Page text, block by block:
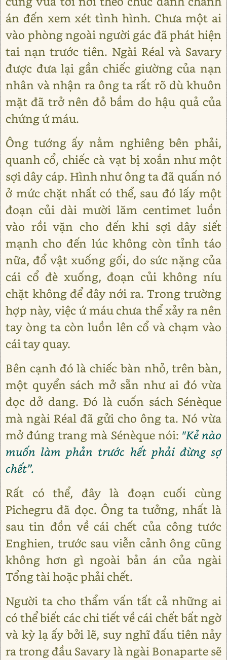
án đến xem xét tình hình. Chưa một ai
vào phòng ngoài người gác đã phát hiện
tai nạn trước tiên. Ngài Réal và Savary
được đưa lại gần chiếc giường của nạn
nhân và nhận ra ông ta rất rõ dù khuôn
mặt đã trở nên đỏ bầm do hậu quả của
chứng ứ máu.
Ông tướng ấy nằm nghiêng bên phải,
quanh cổ, chiếc cà vạt bị xoắn như một
sợi dây cáp. Hình như ông ta đã quấn nó
ở mức chặt nhất có thể, sau đó lấy một
đoạn củi dài mười lăm centimet luồn
vào rồi vặn cho đến khi sợi dây siết
mạnh cho đến lúc không còn tỉnh táo
nữa, đổ vật xuống gối, do sức nặng của
cái cổ đè xuống, đoạn củi không níu
chặt không để đây nới ra. Trong trường
hợp này, việc ứ máu chưa thể xảy ra nên
tay òng ta còn luồn lên cổ và chạm vào
cái tay quay.
Bên cạnh đó là chiếc bàn nhỏ, trên bàn,
một quyển sách mở sẵn như ai đó vừa
đọc dở dang. Đó là cuốn sách Sénèque
mà ngài Réal đã gửi cho ông ta. Nó vừa
mở đúng trang mà Sénèque nói: "Kẻ nào
muốn làm phản trước hết phải đừng sợ
chết”.
Rất có thể, đây là đoạn cuối cùng
Pichegru đã đọc. Ông ta tưởng, nhất là
sau tin đồn về cái chết của công tước
Enghien, trước sau viễn cảnh ông cũng
không hơn gì ngoài bản án của ngài
Tổng tài hoặc phải chết.
Người ta cho thẩm vấn tất cả những ai
có thể biết các chi tiết về cái chết bất ngờ
và kỳ lạ ấy bởi lẽ, suy nghĩ đấu tiên nảy
ra trong đầu Savary là ngài Bonaparte sẽ